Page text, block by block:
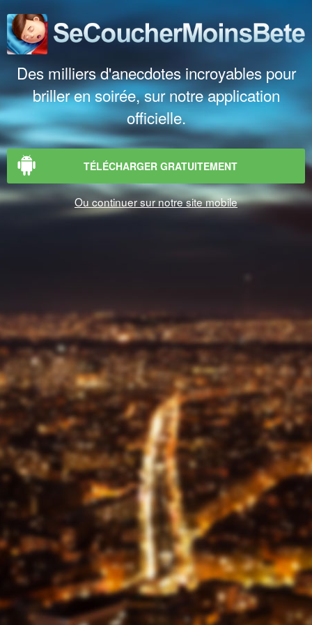
Des milliers d'anecdotes incroyables pour
briller en soirée, sur notre application
officielle.
TÉLÉCHARGER GRATUITEMENT
Ou continuer sur notre site mobile